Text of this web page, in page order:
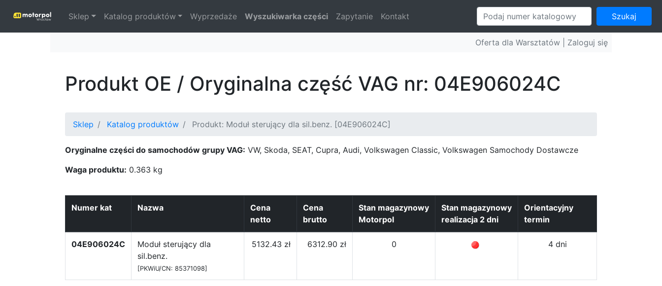
Sklep Katalog produktów Wyprzedaże Wyszukiwarka części Zapytanie Kontakt Szukaj
Oferta dla Warsztatów | Zaloguj się
Produkt OE / Oryginalna część VAG nr: 04E906024C
Sklep Katalog produktów Produkt: Moduł sterujący dla sil.benz. [04E906024C]
Oryginalne części do samochodów grupy VAG: VW, Skoda, SEAT, Cupra, Audi, Volkswagen Classic, Volkswagen Samochody Dostawcze
Waga produktu: 0.363 kg
Numer kat Nazwa
Cena
netto
Cena
brutto
Stan magazynowy
Motorpol
Stan magazynowy
realizacja 2 dni
Orientacyjny
termin
04E906024C
Moduł sterujący dla
sil.benz.
[PKWiU/CN: 85371098]
5132.43 zł 6312.90 zł 0 4 dni